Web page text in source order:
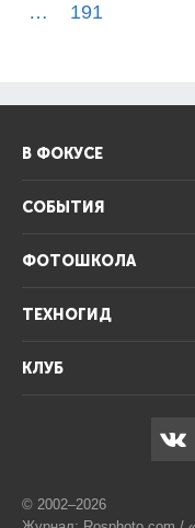
… 191
В ФОКУСЕ
СОБЫТИЯ
ФОТОШКОЛА
ТЕХНОГИД
КЛУБ
© 2002–2026